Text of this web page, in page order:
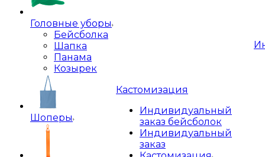
Головные уборы
Бейсболка
Шапка
Панама
Козырек
Шоперы
Кастомизация
Индивидуальный
заказ бейсболок
Индивидуальный
заказ